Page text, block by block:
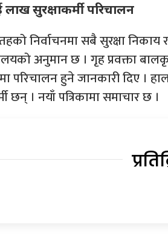
सुरक्षाकर्मी परिचालन
निर्वाचनमा सबै सुरक्षा
अनुमान छ । गृह प्रवक्ता
परिचालन हुने जानकारी दिए ।
छन् । नयाँ पत्रिकामा समाचार छ ।